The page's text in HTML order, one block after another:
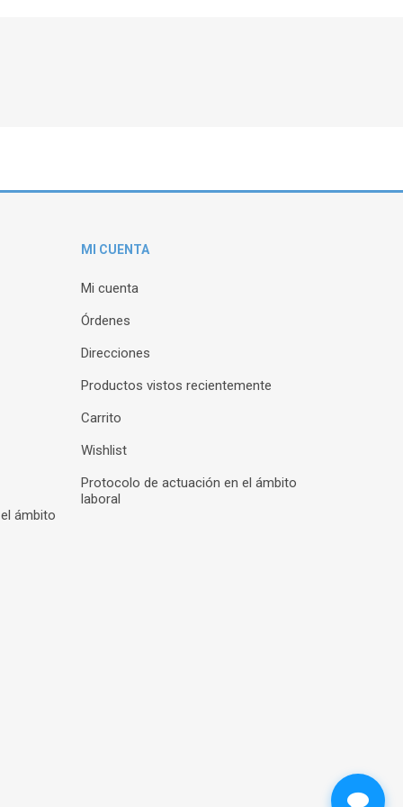
ámbito
MI CUENTA
Mi cuenta
Órdenes
Direcciones
Productos vistos recientemente
Carrito
Wishlist
Protocolo de actuación en el ámbito
laboral